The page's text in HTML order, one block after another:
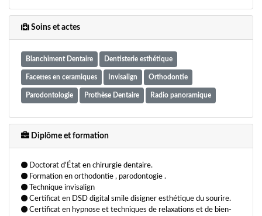
Soins et actes
Blanchiment Dentaire Dentisterie esthétique
Facettes en ceramiques Invisalign Orthodontie
Parodontologie Prothèse Dentaire Radio panoramique
Diplôme et formation
Doctorat d'État en chirurgie dentaire.
Formation en orthodontie , parodontogie .
Technique invisalign
Certificat en DSD digital smile disigner esthétique du sourire.
Certificat en hypnose et techniques de relaxations et de bien-